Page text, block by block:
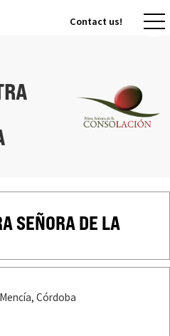
Contact us!
SEÑORA DE LA
Córdoba